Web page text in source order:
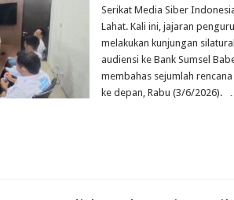
Serikat Media Siber
Lahat. Kali ini, jajaran
melakukan kunjungan
audiensi ke Bank Sumsel
membahas sejumlah
ke depan, Rabu (3/6/2026).